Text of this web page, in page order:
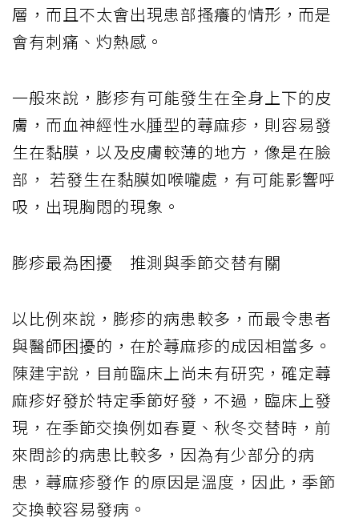
層，而且不太會出現患部搔癢的情形，而是
會有刺痛、灼熱感。
一般來說，膨疹有可能發生在全身上下的皮
膚，而血神經性水腫型的蕁麻疹，則容易發
生在黏膜，以及皮膚較薄的地方，像是在臉
部， 若發生在黏膜如喉嚨處，有可能影響呼
吸，出現胸悶的現象。
膨疹最為困擾 推測與季節交替有關
以比例來說，膨疹的病患較多，而最令患者
與醫師困擾的，在於蕁麻疹的成因相當多。
陳建宇說，目前臨床上尚未有研究，確定蕁
麻疹好發於特定季節好發，不過，臨床上發
現，在季節交換例如春夏、秋冬交替時，前
來問診的病患比較多，因為有少部分的病
患，蕁麻疹發作 的原因是溫度，因此，季節
交換較容易發病。